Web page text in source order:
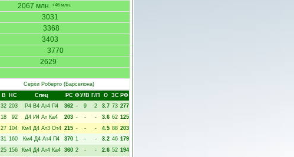
2067 млн. +46 млн.
3031
3368
3403
3770
2629
Серхи Роберто(Барселона)
В НC Спец РC ФУ/В Г/П О ЗС РФ
32 203 Р4 В4 Ат4 П4 362 - 9 2 3.7 73 277
18 92 Д4 И4 Ат Ка4 203 - - - 3.6 62 125
27 104 Км4 Д4 Ат3 От4 215 - - - 4.5 88 203
31 160 Км4 Д4 Ат4 П4 370 1 - - 3.2 46 179
25 156 Км4 Д4 Ат4 Ка4 360 2 - - 2.6 52 194